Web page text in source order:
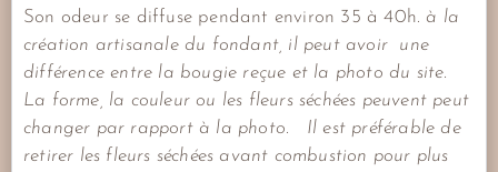
Son odeur se diffuse pendant environ 35 à 40h. à la
création artisanale du fondant, il peut avoir une
différence entre la bougie reçue et la photo du site.
La forme, la couleur ou les fleurs séchées peuvent peut
changer par rapport à la photo.
Il est préférable de
retirer les fleurs séchées avant combustion pour plus